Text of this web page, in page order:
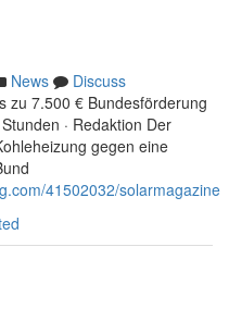
News
Discuss
zu 7.500 € Bundesförderung
· Redaktion Der
gegen eine
41502032/solarmagazine